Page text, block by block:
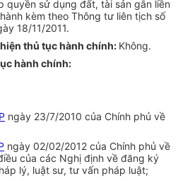
quyền sử dụng đất, tài sản gắn liền
kèm theo Thông tư liên tịch số
18/11/2011.
thủ tục hành chính: Không.
hành chính:
ngày 23/7/2010 của Chính phủ về
ngày 02/02/2012 của Chính phủ về
của các Nghị định về đăng ký
lý, luật sư, tư vấn pháp luật;